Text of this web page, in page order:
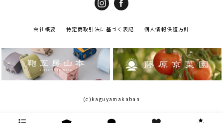
会社概要 特定商取引法に基づく表記 個人情報保護方針
(c)kaguyamakaban